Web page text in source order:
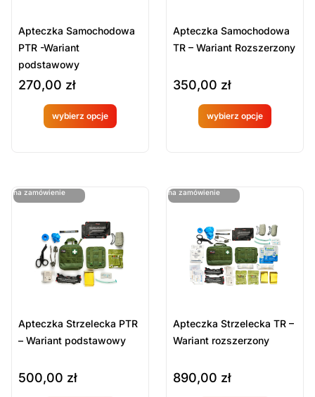
Apteczka Samochodowa
PTR -Wariant
podstawowy
270,00 zł
wybierz opcje
Produkt
na
zamówien
Apteczka Samochodowa
TR – Wariant Rozszerzony
350,00 zł
wybierz opcje
Produkt
na
zamówien
na zamówienie
ostatnie sztuki
Apteczka Strzelecka PTR
– Wariant podstawowy
500,00 zł
na zamówienie
ostatnie sztuki
Apteczka Strzelecka TR –
Wariant rozszerzony
890,00 zł